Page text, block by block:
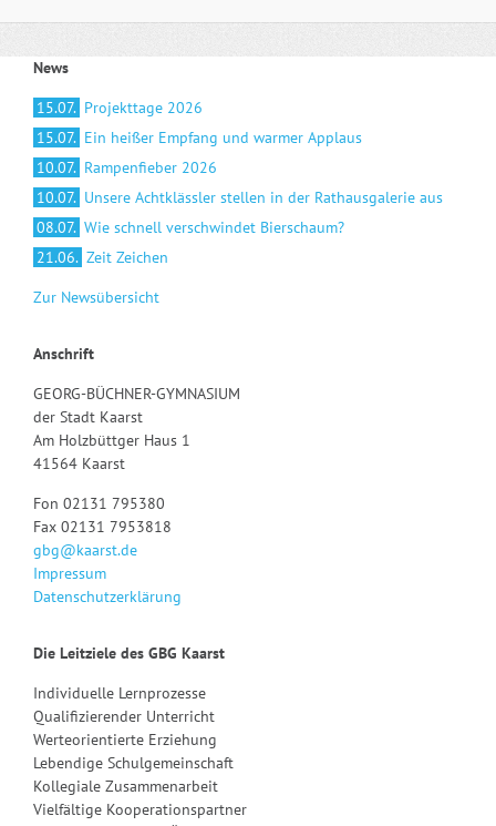
News
15.07. Projekttage 2026
15.07. Ein heißer Empfang und warmer Applaus
10.07. Rampenfieber 2026
10.07. Unsere Achtklässler stellen in der Rathausgalerie aus
08.07. Wie schnell verschwindet Bierschaum?
21.06. Zeit Zeichen
Zur Newsübersicht
Anschrift
GEORG-BÜCHNER-GYMNASIUM
der Stadt Kaarst
Am Holzbüttger Haus 1
41564 Kaarst
Fon 02131 795380
Fax 02131 7953818
gbg@kaarst.de
Impressum
Datenschutzerklärung
Die Leitziele des GBG Kaarst
Individuelle Lernprozesse
Qualifizierender Unterricht
Werteorientierte Erziehung
Lebendige Schulgemeinschaft
Kollegiale Zusammenarbeit
Vielfältige Kooperationspartner